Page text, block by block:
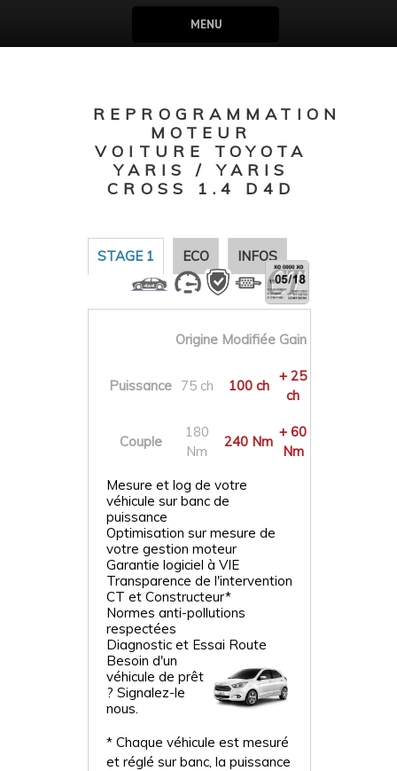
MENU
REPROGRAMMATION
MOTEUR
VOITURE TOYOTA
YARIS / YARIS
CROSS 1.4 D4D
STAGE 1 ECO INFOS
Origine Modifiée Gain
Puissance 75 ch 100 ch
+ 25
ch
Couple
180
Nm
240 Nm
+ 60
Nm
Mesure et log de votre
véhicule sur banc de
puissance
Optimisation sur mesure de
votre gestion moteur
Garantie logiciel à VIE
Transparence de l'intervention
CT et Constructeur*
Normes anti-pollutions
respectées
Diagnostic et Essai Route
Besoin d'un
véhicule de prêt
? Signalez-le
nous.
* Chaque véhicule est mesuré
et réglé sur banc, la puissance